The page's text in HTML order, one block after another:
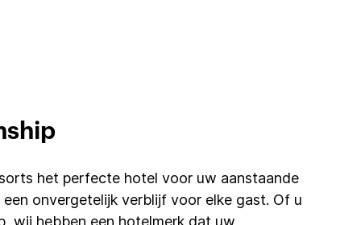
het perfecte hotel voor uw aanstaande
onvergetelijk verblijf voor elke gast. Of u
wij hebben een hotelmerk dat uw